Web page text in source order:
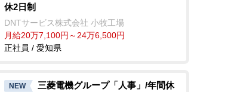
休2日制
DNTサービス株式会社 小牧工場
月給20万7,100円～24万6,500円
正社員 / 愛知県
NEW
三菱電機グループ「人事」/年間休